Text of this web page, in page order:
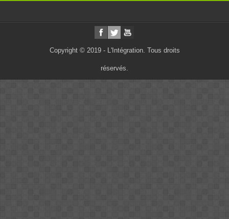
Copyright © 2019 - L'Intégration. Tous droits
réservés.